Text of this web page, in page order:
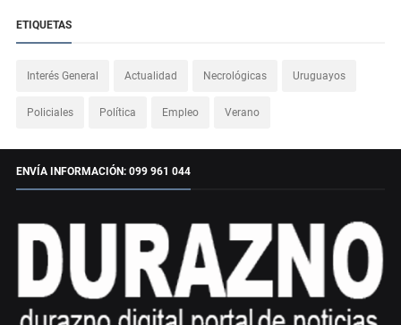
ETIQUETAS
Interés General Actualidad Necrológicas Uruguayos
Policiales Política Empleo Verano
ENVÍA INFORMACIÓN: 099 961 044